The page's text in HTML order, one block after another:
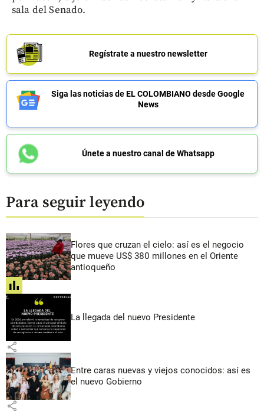
sala del Senado.
Regístrate a nuestro newsletter
Siga las noticias de EL COLOMBIANO desde Google
News
Únete a nuestro canal de Whatsapp
Para seguir leyendo
Flores que cruzan el cielo: así es el negocio
que mueve US$ 380 millones en el Oriente
antioqueño
share
La llegada del nuevo Presidente
share
Entre caras nuevas y viejos conocidos: así es
el nuevo Gobierno
share